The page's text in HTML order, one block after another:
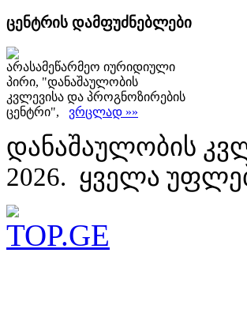
ცენტრის დამფუძნებლები
არასამეწარმეო იურიდიული
პირი, "დანაშაულობის
კვლევისა და პროგნოზირების
ცენტრი", ვრცლად »»
დანაშაულობის
2026. ყველა